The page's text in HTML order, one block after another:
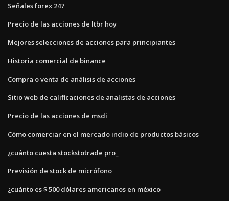
Señales forex 247
Precio de las acciones de ltbr hoy
Mejores selecciones de acciones para principiantes
Historia comercial de binance
Compra o venta de análisis de acciones
Sitio web de calificaciones de analistas de acciones
Precio de las acciones de msdi
Cómo comerciar en el mercado indio de productos básicos
¿cuánto cuesta stockstotrade pro_
Previsión de stock de micrófono
¿cuánto es $ 500 dólares americanos en méxico